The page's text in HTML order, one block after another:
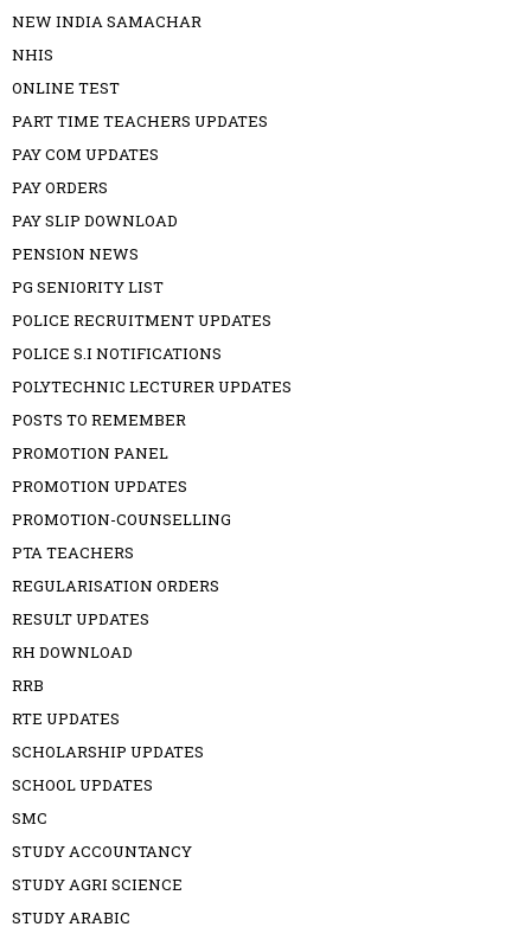
NEW INDIA SAMACHAR
NHIS
ONLINE TEST
PART TIME TEACHERS UPDATES
PAY COM UPDATES
PAY ORDERS
PAY SLIP DOWNLOAD
PENSION NEWS
PG SENIORITY LIST
POLICE RECRUITMENT UPDATES
POLICE S.I NOTIFICATIONS
POLYTECHNIC LECTURER UPDATES
POSTS TO REMEMBER
PROMOTION PANEL
PROMOTION UPDATES
PROMOTION-COUNSELLING
PTA TEACHERS
REGULARISATION ORDERS
RESULT UPDATES
RH DOWNLOAD
RRB
RTE UPDATES
SCHOLARSHIP UPDATES
SCHOOL UPDATES
SMC
STUDY ACCOUNTANCY
STUDY AGRI SCIENCE
STUDY ARABIC